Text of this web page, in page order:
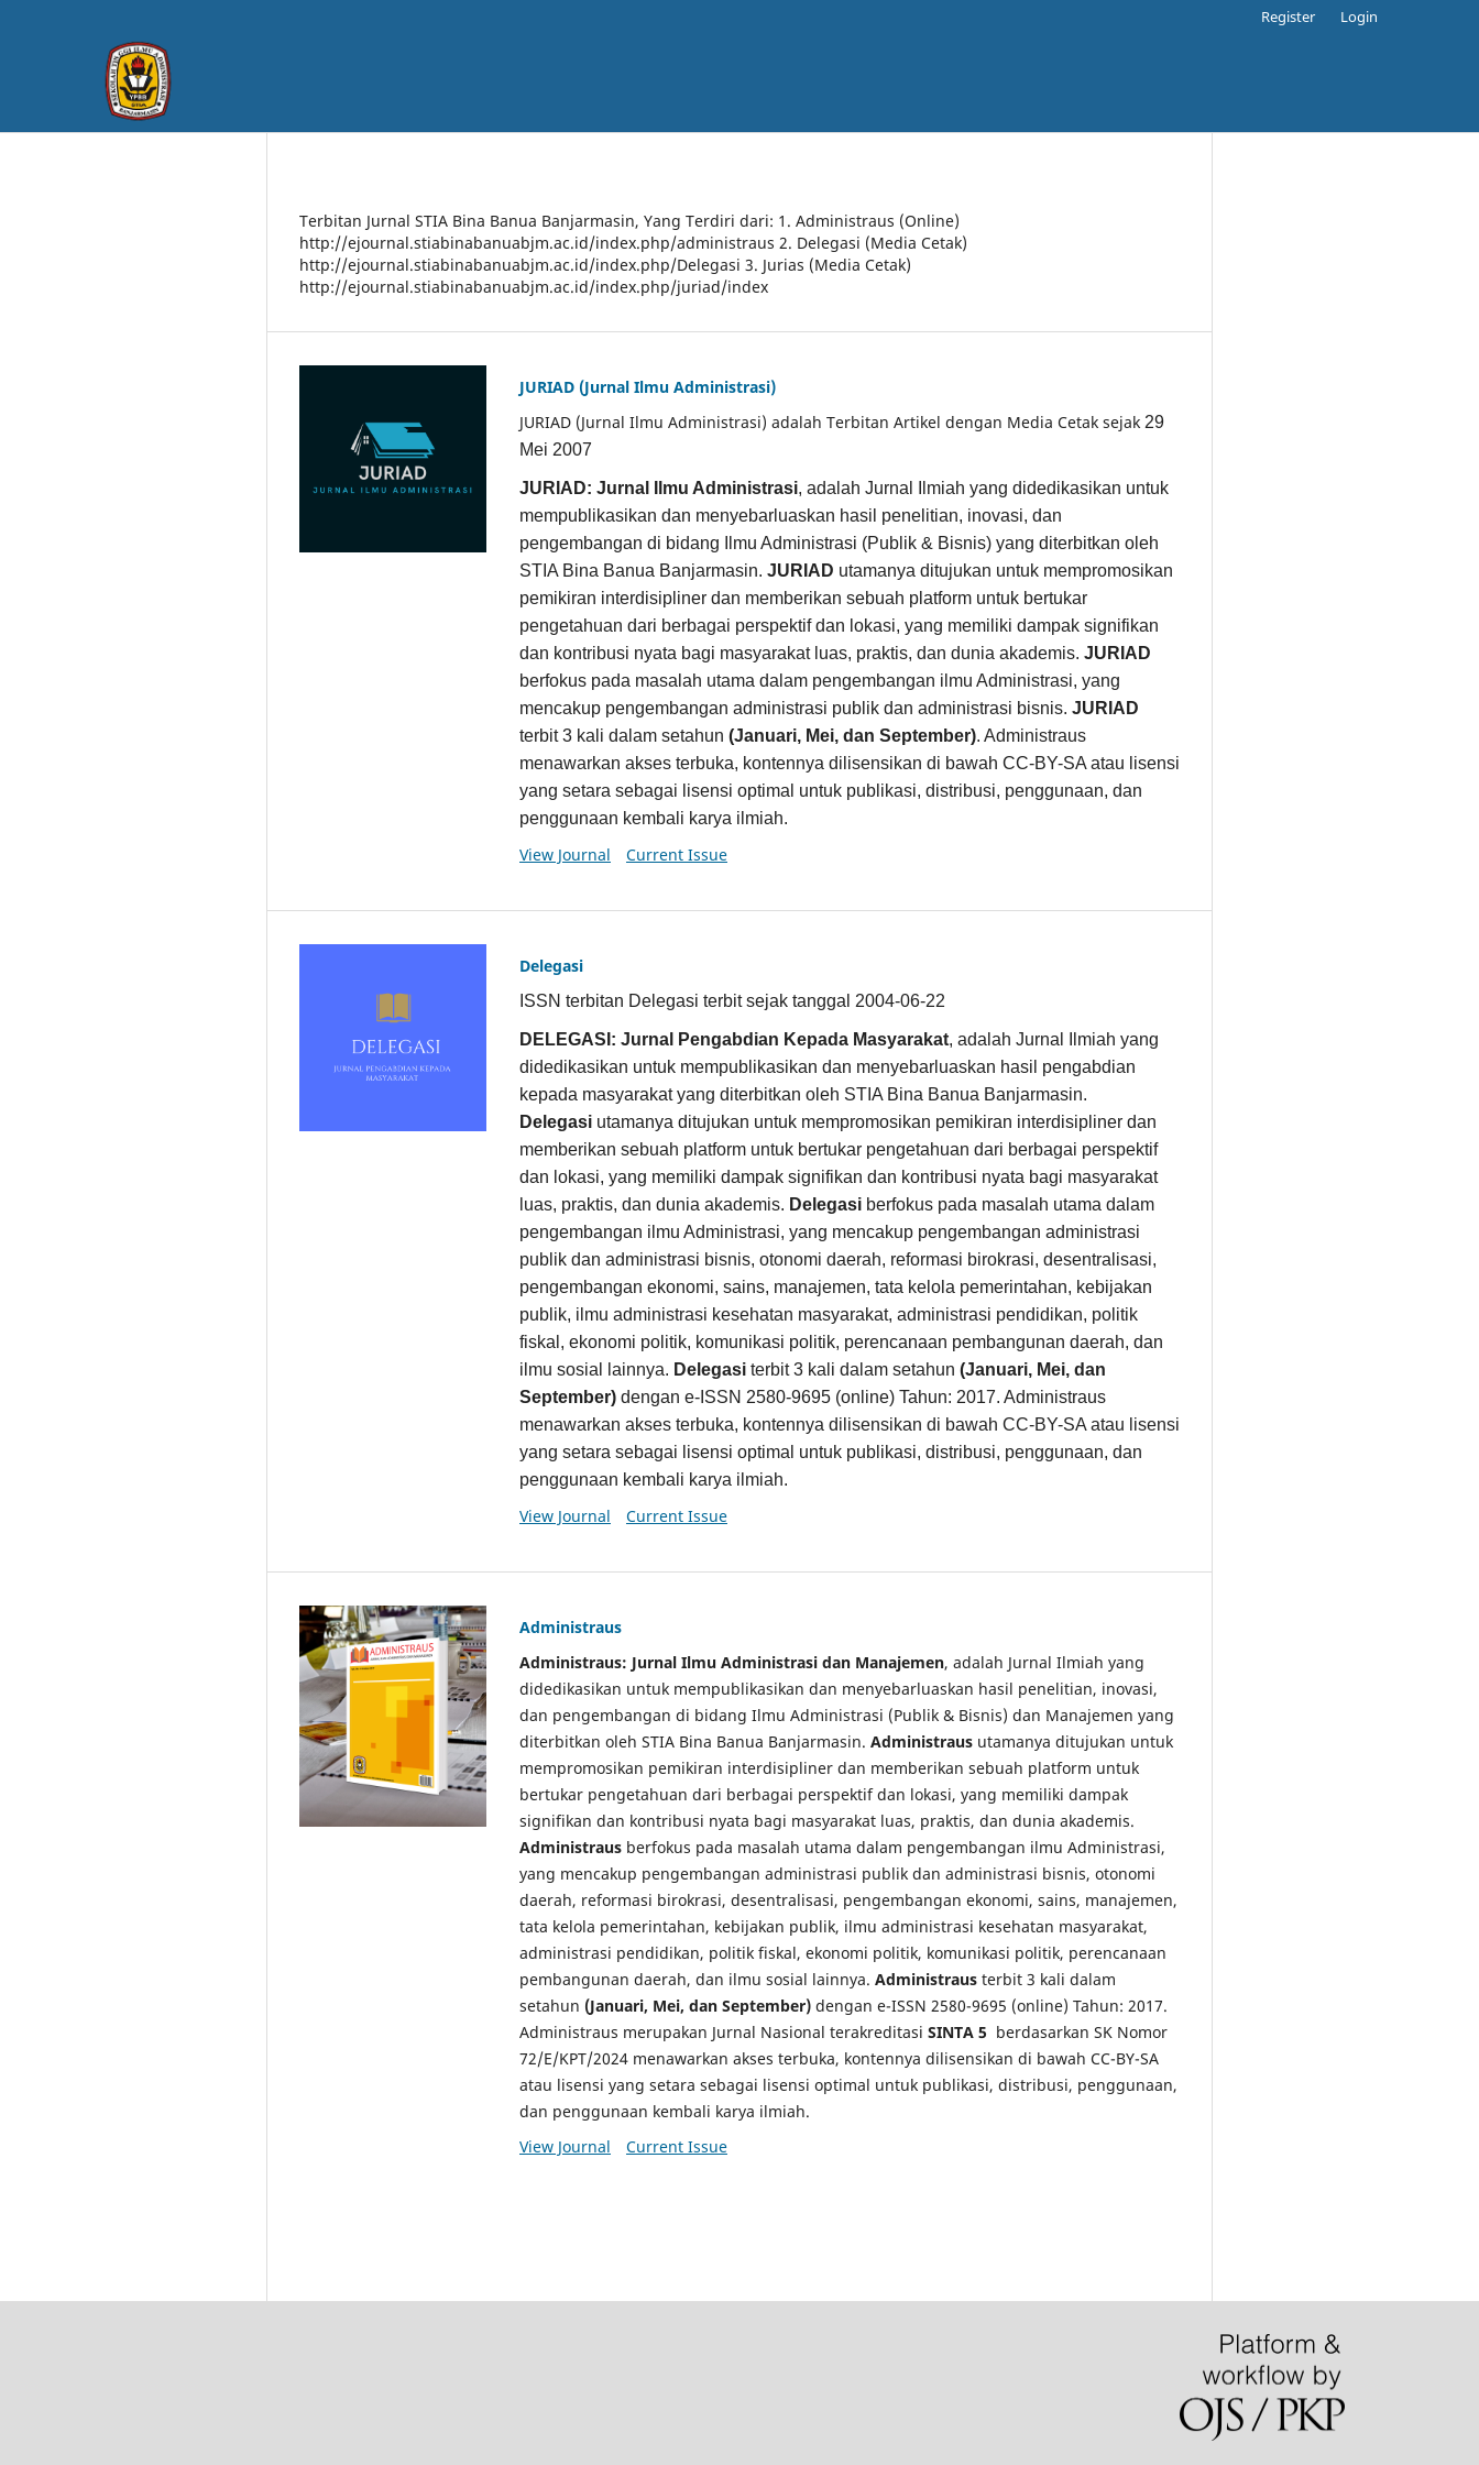
Register Login
Terbitan Jurnal STIA Bina Banua Banjarmasin, Yang Terdiri dari: 1. Administraus (Online)
http://ejournal.stiabinabanuabjm.ac.id/index.php/administraus 2. Delegasi (Media Cetak)
http://ejournal.stiabinabanuabjm.ac.id/index.php/Delegasi 3. Jurias (Media Cetak)
http://ejournal.stiabinabanuabjm.ac.id/index.php/juriad/index
JURIAD (Jurnal Ilmu Administrasi)
JURIAD (Jurnal Ilmu Administrasi) adalah Terbitan Artikel dengan Media Cetak sejak 29
Mei 2007
JURIAD: Jurnal Ilmu Administrasi, adalah Jurnal Ilmiah yang didedikasikan untuk
mempublikasikan dan menyebarluaskan hasil penelitian, inovasi, dan
pengembangan di bidang Ilmu Administrasi (Publik & Bisnis) yang diterbitkan oleh
STIA Bina Banua Banjarmasin. JURIAD utamanya ditujukan untuk mempromosikan
pemikiran interdisipliner dan memberikan sebuah platform untuk bertukar
pengetahuan dari berbagai perspektif dan lokasi, yang memiliki dampak signifikan
dan kontribusi nyata bagi masyarakat luas, praktis, dan dunia akademis. JURIAD
berfokus pada masalah utama dalam pengembangan ilmu Administrasi, yang
mencakup pengembangan administrasi publik dan administrasi bisnis. JURIAD
terbit 3 kali dalam setahun (Januari, Mei, dan September). Administraus
menawarkan akses terbuka, kontennya dilisensikan di bawah CC-BY-SA atau lisensi
yang setara sebagai lisensi optimal untuk publikasi, distribusi, penggunaan, dan
penggunaan kembali karya ilmiah.
View Journal Current Issue
Delegasi
ISSN terbitan Delegasi terbit sejak tanggal 2004-06-22
DELEGASI: Jurnal Pengabdian Kepada Masyarakat, adalah Jurnal Ilmiah yang
didedikasikan untuk mempublikasikan dan menyebarluaskan hasil pengabdian
kepada masyarakat yang diterbitkan oleh STIA Bina Banua Banjarmasin.
Delegasi utamanya ditujukan untuk mempromosikan pemikiran interdisipliner dan
memberikan sebuah platform untuk bertukar pengetahuan dari berbagai perspektif
dan lokasi, yang memiliki dampak signifikan dan kontribusi nyata bagi masyarakat
luas, praktis, dan dunia akademis. Delegasi berfokus pada masalah utama dalam
pengembangan ilmu Administrasi, yang mencakup pengembangan administrasi
publik dan administrasi bisnis, otonomi daerah, reformasi birokrasi, desentralisasi,
pengembangan ekonomi, sains, manajemen, tata kelola pemerintahan, kebijakan
publik, ilmu administrasi kesehatan masyarakat, administrasi pendidikan, politik
fiskal, ekonomi politik, komunikasi politik, perencanaan pembangunan daerah, dan
ilmu sosial lainnya. Delegasi terbit 3 kali dalam setahun (Januari, Mei, dan
September) dengan e-ISSN 2580-9695 (online) Tahun: 2017. Administraus
menawarkan akses terbuka, kontennya dilisensikan di bawah CC-BY-SA atau lisensi
yang setara sebagai lisensi optimal untuk publikasi, distribusi, penggunaan, dan
penggunaan kembali karya ilmiah.
View Journal Current Issue
Administraus
Administraus: Jurnal Ilmu Administrasi dan Manajemen, adalah Jurnal Ilmiah yang
didedikasikan untuk mempublikasikan dan menyebarluaskan hasil penelitian, inovasi,
dan pengembangan di bidang Ilmu Administrasi (Publik & Bisnis) dan Manajemen yang
diterbitkan oleh STIA Bina Banua Banjarmasin. Administraus utamanya ditujukan untuk
mempromosikan pemikiran interdisipliner dan memberikan sebuah platform untuk
bertukar pengetahuan dari berbagai perspektif dan lokasi, yang memiliki dampak
signifikan dan kontribusi nyata bagi masyarakat luas, praktis, dan dunia akademis.
Administraus berfokus pada masalah utama dalam pengembangan ilmu Administrasi,
yang mencakup pengembangan administrasi publik dan administrasi bisnis, otonomi
daerah, reformasi birokrasi, desentralisasi, pengembangan ekonomi, sains, manajemen,
tata kelola pemerintahan, kebijakan publik, ilmu administrasi kesehatan masyarakat,
administrasi pendidikan, politik fiskal, ekonomi politik, komunikasi politik, perencanaan
pembangunan daerah, dan ilmu sosial lainnya. Administraus terbit 3 kali dalam
setahun (Januari, Mei, dan September) dengan e-ISSN 2580-9695 (online) Tahun: 2017.
Administraus merupakan Jurnal Nasional terakreditasi SINTA 5 berdasarkan SK Nomor
72/E/KPT/2024 menawarkan akses terbuka, kontennya dilisensikan di bawah CC-BY-SA
atau lisensi yang setara sebagai lisensi optimal untuk publikasi, distribusi, penggunaan,
dan penggunaan kembali karya ilmiah.
View Journal
Current Issue